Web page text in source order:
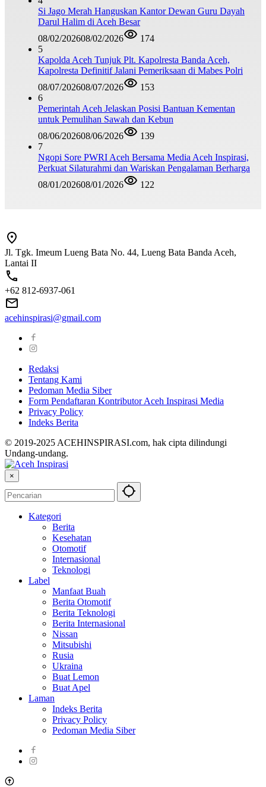
Si Jago Merah Hanguskan Kantor Dewan Guru Dayah
Darul Halim di Aceh Besar
08/02/202608/02/2026
174
5
Kapolda Aceh Tunjuk Plt. Kapolresta Banda Aceh,
Kapolresta Definitif Jalani Pemeriksaan di Mabes Polri
08/07/202608/07/2026
153
6
Pemerintah Aceh Jelaskan Posisi Bantuan Kementan
untuk Pemulihan Sawah dan Kebun
08/06/202608/06/2026
139
7
Ngopi Sore PWRI Aceh Bersama Media Aceh Inspirasi,
Perkuat Silaturahmi dan Wariskan Pengalaman Berharga
08/01/202608/01/2026 122
Jl. Tgk. Imeum Lueng Bata No. 44, Lueng Bata Banda Aceh,
Lantai II
+62 812-6937-061
acehinspirasi@gmail.com
Redaksi
Tentang Kami
Pedoman Media Siber
Form Pendaftaran Kontributor Aceh Inspirasi Media
Privacy Policy
Indeks Berita
© 2019-2025 ACEHINSPIRASI.com, hak cipta dilindungi
Undang-undang.
×
Kategori
Berita
Kesehatan
Otomotif
Internasional
Teknologi
Label
Manfaat Buah
Berita Otomotif
Berita Teknologi
Berita Internasional
Nissan
Mitsubishi
Rusia
Ukraina
Buat Lemon
Buat Apel
Laman
Indeks Berita
Privacy Policy
Pedoman Media Siber